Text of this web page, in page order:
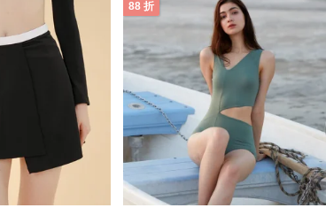
88 折